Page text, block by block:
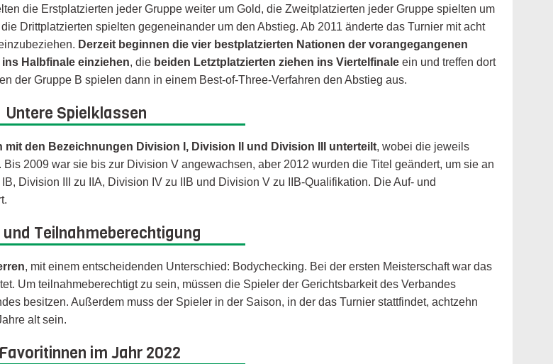
die Erstplatzierten jeder Gruppe weiter um Gold, die Zweitplatzierten jeder Gruppe spielten um
Drittplatzierten spielten gegeneinander um den Abstieg. Ab 2011 änderte das Turnier mit acht
Derzeit beginnen die vier bestplatzierten Nationen der vorangegangenen
Halbfinale einziehen, die beiden Letztplatzierten ziehen ins Viertelfinale ein und treffen dort
der Gruppe B spielen dann in einem Best-of-Three-Verfahren den Abstieg aus.
Untere Spielklassen
den Bezeichnungen Division I, Division II und Division III unterteilt, wobei die jeweils
2009 war sie bis zur Division V angewachsen, aber 2012 wurden die Titel geändert, um sie an
Division III zu IIA, Division IV zu IIB und Division V zu IIB-Qualifikation. Die Auf- und
und Teilnahmeberechtigung
, mit einem entscheidenden Unterschied: Bodychecking. Bei der ersten Meisterschaft war das
Um teilnahmeberechtigt zu sein, müssen die Spieler der Gerichtsbarkeit des Verbandes
besitzen. Außerdem muss der Spieler in der Saison, in der das Turnier stattfindet, achtzehn
alt sein.
im Jahr 2022